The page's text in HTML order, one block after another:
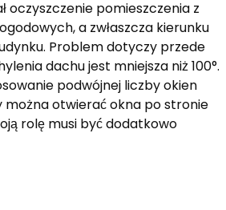
oczyszczenie pomieszczenia z
a zwłaszcza kierunku
Problem dotyczy przede
dachu jest mniejsza niż 100°.
podwójnej liczby okien
otwierać okna po stronie
rolę musi być dodatkowo